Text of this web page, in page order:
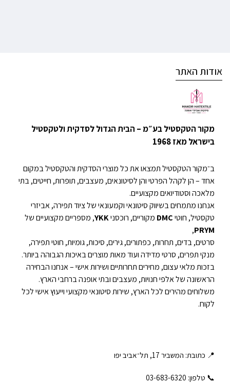
אודות האתר
מקור הטקסטיל בע״מ – הבית הגדול לסדקית ולטקסטיל
בישראל מאז 1968
ב־מקור הטקסטיל תמצאו את כל מוצרי הסדקית והטקסטיל במקום
אחד – הן לקהל הפרטי והן לסיטונאים, מעצבים, תופרות, חייטים, בתי
מלאכה וסטודיואים מקצועיים.
אנחנו מתמחים בשיווק סיטונאי וקמעונאי של ציוד תפירה, אביזרי
טקסטיל, חוטיDMC מקוריים, רוכסניYKK, מספריים מקצועיים של
PRYM
,
סרטים, בדים, תחרות, כפתורים, גירים, סיכות, גומיות, חוטי תפירה,
מנקי תפרים, סרטי מדידה ועוד מאות מוצרים באיכות הגבוהה ביותר.
בזכות מלאי עצום, מחירים תחרותיים ושירות אישי – אנחנו הבחירה
הראשונה של אלפי חנויות, מעצבים ובתי אופנה ברחבי הארץ.
משלוחים מהירים לכל הארץ, שירות סיטונאי מקצועי וייעוץ אישי לכל
לקוח.
📍 כתובת: המשביר 17, תל־אביב יפו
📞 טלפון: ‎03-683-6320